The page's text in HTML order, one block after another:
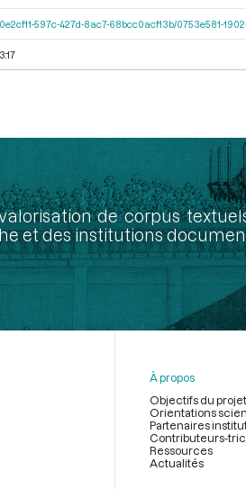
597c-427d-8ac7-68bcc0acf13b/0753e581-
de corpus
et des institutions
À propos
Objectifs du projet
Orientations
Partenaires
Contributeurs-
Ressources
Actualités